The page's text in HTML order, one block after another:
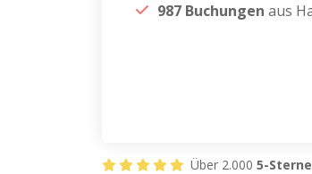
987 Buchungen aus
Über 2.000 5-Sterne